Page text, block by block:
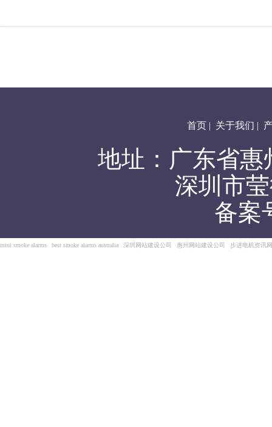
首页| 关于我们 |
地址：广东省惠
深圳市
备案
mini smoke alarms best smoke alarms australia 深圳网站建设公司 惠州网站建设公司 步进电机资讯网